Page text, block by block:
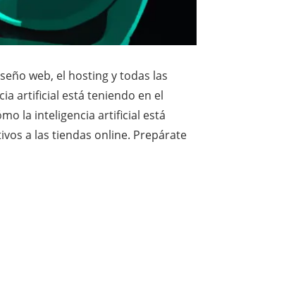
web, el hosting y todas las
artificial está teniendo en el
la inteligencia artificial está
a las tiendas online. Prepárate